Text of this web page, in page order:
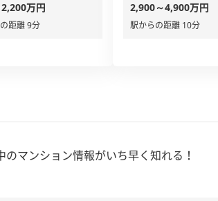
万円
距離 9分
2,900～4,900万円
駅からの距離 10分
のマンション情報がいち早く知れる！